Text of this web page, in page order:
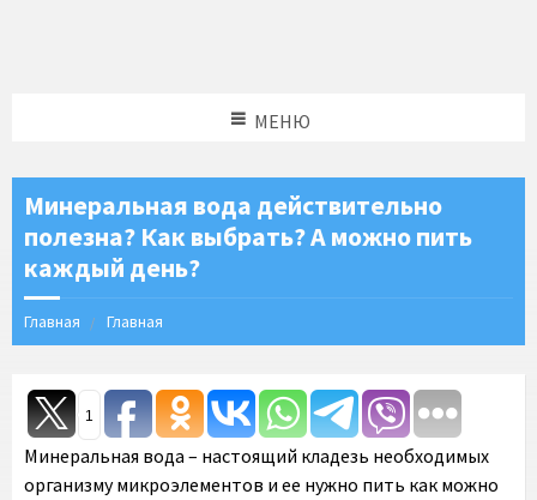
МЕНЮ
Минеральная вода действительно
полезна? Как выбрать? А можно пить
каждый день?
Главная Главная
1
Минеральная вода – настоящий кладезь необходимых
организму микроэлементов и ее нужно пить как можно